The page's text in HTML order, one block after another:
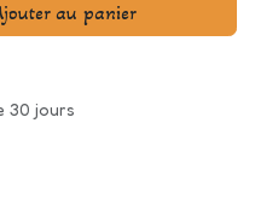
au panier
30 jours